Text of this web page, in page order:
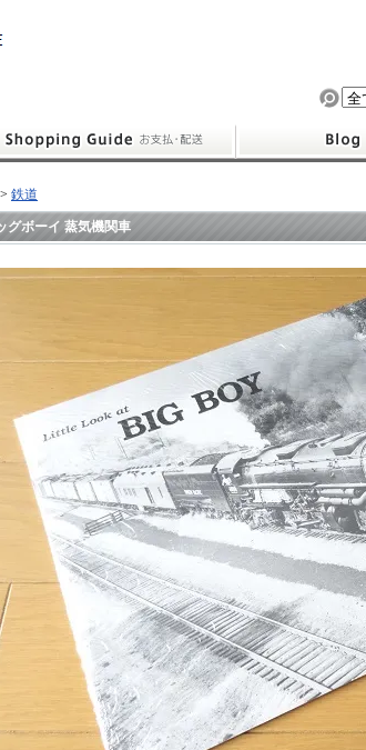
> 鉄道
グボーイ 蒸気機関車